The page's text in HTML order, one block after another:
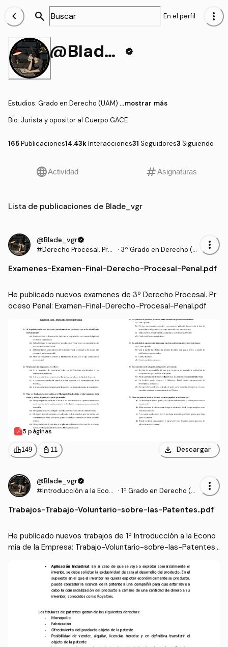
chevron_left search En el perfil more_vert
@Blade_vgr verified
Estudios: Grado en Derecho (UAM) ...mostrar más
Bio: Jurista y opositor al Cuerpo GACE
165Publicaciones14.43kInteracciones31 Seguidores3 Siguiendo
languageActividad tagAsignaturas
Lista de publicaciones de Blade_vgr
@Blade_vgrverified
#Derecho Procesal. Pro
· 3º Grado en Derecho (U
more_vert
Examenes-Examen-Final-Derecho-Procesal-Penal.pdf
He publicado nuevos examenes de 3º Derecho Procesal. Pr
oceso Penal: Examen-Final-Derecho-Procesal-Penal.pdf
5 páginas
leaderboard149 personal_bag 11 download Descargar
@Blade_vgrverified
#Introducción a la Econ · 1º Grado en Derecho (U
more_vert
Trabajos-Trabajo-Voluntario-sobre-las-Patentes..pdf
He publicado nuevos trabajos de 1º Introducción a la Econo
mia de la Empresa: Trabajo-Voluntario-sobre-las-Patentes..